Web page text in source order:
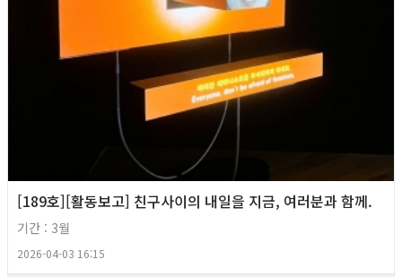
[189호][활동보고] 친구사이의 내일을 지금, 여러분과 함께.
기간 : 3월
2026-04-03 16:15